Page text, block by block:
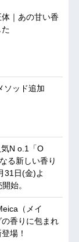
｜あの甘い香
ソッド追加
気N o.1「O
る新しい香り
31日(金)よ
始。
（メイ
香りに包まれ
場！